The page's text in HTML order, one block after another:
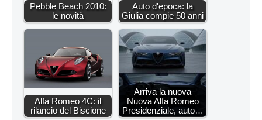
Pebble Beach 2010:
le novità
Auto d'epoca: la
Giulia compie 50 anni
Alfa Romeo 4C: il
rilancio del Biscione
Arriva la nuova
Nuova Alfa Romeo
Presidenziale, auto…